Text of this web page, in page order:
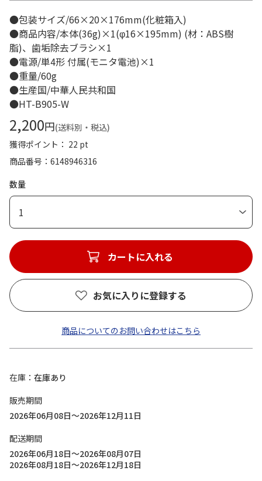
●包装サイズ/66×20×176mm(化粧箱入)
●商品内容/本体(36g)×1(φ16×195mm) (材：ABS樹
脂)、歯垢除去ブラシ×1
●電源/単4形 付属(モニタ電池)×1
●重量/60g
●生産国/中華人民共和国
●HT-B905-W
2,200円(送料別・税込)
獲得ポイント： 22 pt
商品番号
6148946316
数量
1
カートに入れる
お気に入りに登録する
商品についてのお問い合わせはこちら
在庫
在庫あり
販売期間
2026年06月08日～2026年12月11日
配送期間
2026年06月18日～2026年08月07日
2026年08月18日～2026年12月18日